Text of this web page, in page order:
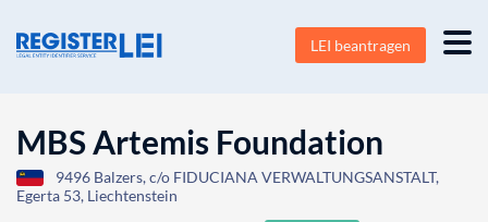
LEI beantragen
MBS Artemis Foundation
9496 Balzers, c/o FIDUCIANA VERWALTUNGSANSTALT,
Egerta 53, Liechtenstein